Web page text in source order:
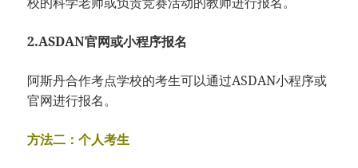
2.ASDAN官网或小程序报名
阿斯丹合作考点学校的考生可以通过ASDAN小程序或
官网进行报名。
方法二：个人考生